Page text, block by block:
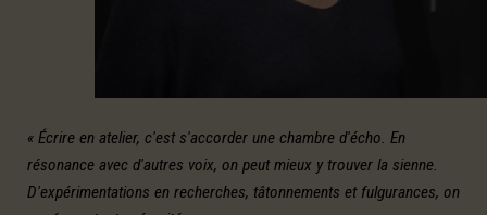
« Écrire en atelier, c'est s'accorder une chambre d'écho. En
résonance avec d'autres voix, on peut mieux y trouver la sienne.
D'expérimentations en recherches, tâtonnements et fulgurances, on